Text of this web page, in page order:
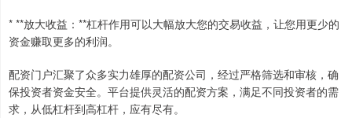
* **放大收益：**杠杆作用可以大幅放大您的交易收益，让您用更少的
资金赚取更多的利润。
配资门户汇聚了众多实力雄厚的配资公司，经过严格筛选和审核，确
保投资者资金安全。平台提供灵活的配资方案，满足不同投资者的需
求，从低杠杆到高杠杆，应有尽有。